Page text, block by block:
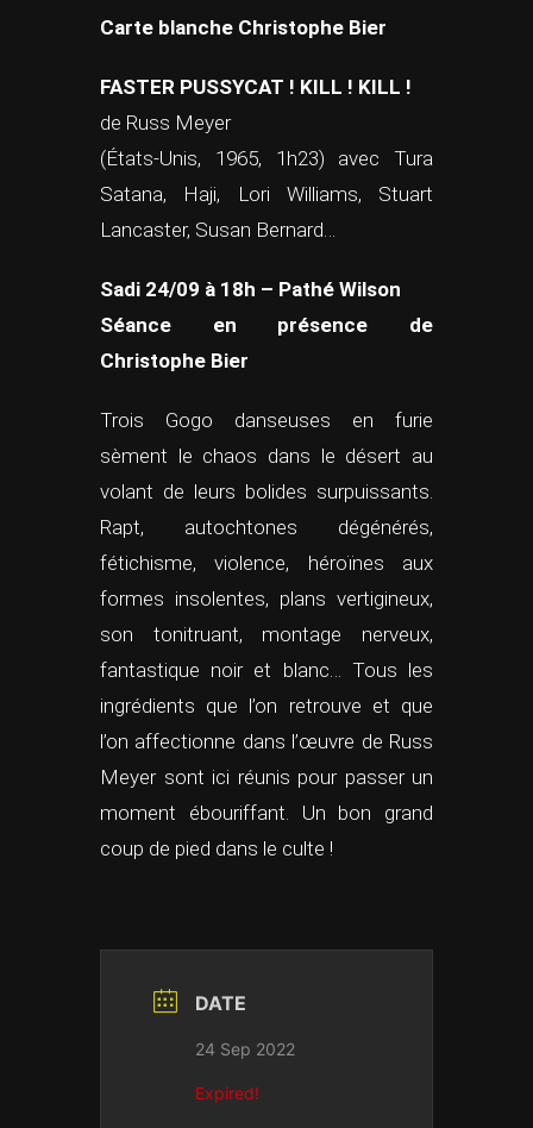
Carte blanche Christophe Bier
FASTER PUSSYCAT ! KILL ! KILL !
de Russ Meyer
(États-Unis, 1965, 1h23) avec Tura
Satana, Haji, Lori Williams, Stuart
Lancaster, Susan Bernard…
Sadi 24/09 à 18h – Pathé Wilson
Séance en présence de
Christophe Bier
Trois Gogo danseuses en furie
sèment le chaos dans le désert au
volant de leurs bolides surpuissants.
Rapt, autochtones dégénérés,
fétichisme, violence, héroïnes aux
formes insolentes, plans vertigineux,
son tonitruant, montage nerveux,
fantastique noir et blanc… Tous les
ingrédients que l’on retrouve et que
l’on affectionne dans l’œuvre de Russ
Meyer sont ici réunis pour passer un
moment ébouriffant. Un bon grand
coup de pied dans le culte !
DATE
24 Sep 2022
Expired!